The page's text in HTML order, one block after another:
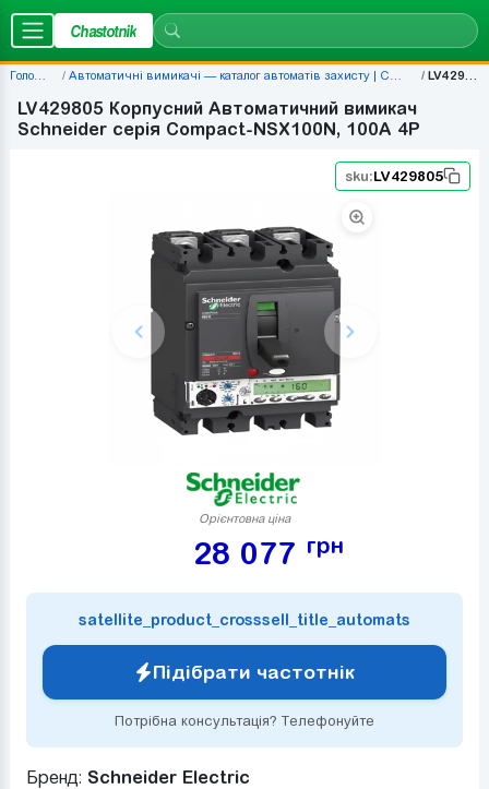
Chastotnik
Головна Автоматичні вимикачі — каталог автоматів захисту | Chastotnik.ua LV429805
LV429805 Корпусний Автоматичний вимикач
Schneider серія Compact-NSX100N, 100A 4P
sku:LV429805
Орієнтовна ціна
28 077 грн
satellite_product_crosssell_title_automats
Підібрати частотнік
Потрібна консультація? Телефонуйте
Бренд: Schneider Electric